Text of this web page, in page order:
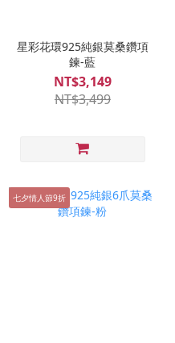
星彩花環925純銀莫桑鑽項
鍊-藍
NT$3,149
NT$3,499
七夕情人節9折